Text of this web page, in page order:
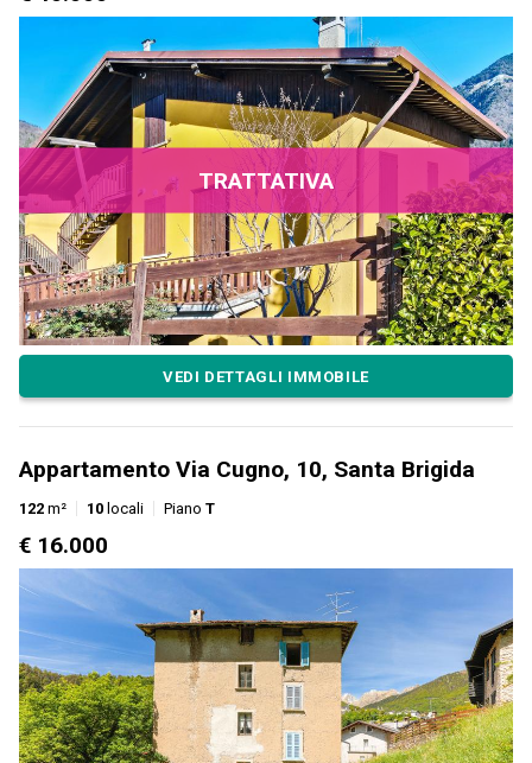
TRATTATIVA
VEDI DETTAGLI IMMOBILE
Appartamento Via Cugno, 10, Santa Brigida
122 m² 10 locali Piano T
€ 16.000